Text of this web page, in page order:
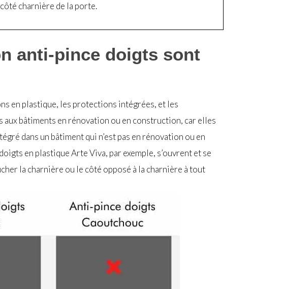
charnière de la porte.
anti-pince doigts sont
en plastique, les protections intégrées, et les
bâtiments en rénovation ou en construction, car elles
dans un bâtiment qui n’est pas en rénovation ou en
en plastique Arte Viva, par exemple, s’ouvrent et se
la charnière ou le côté opposé à la charnière à tout